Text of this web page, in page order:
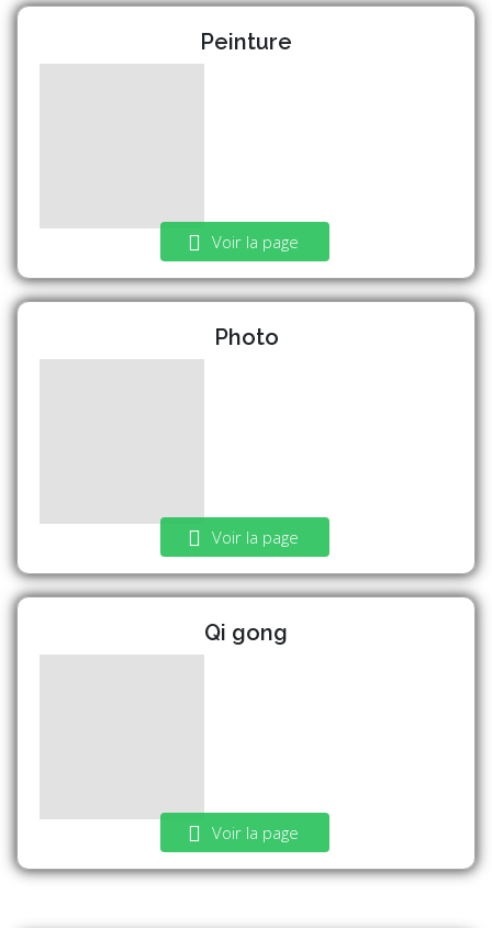
Peinture
Voir la page
Photo
Voir la page
Qi gong
Voir la page